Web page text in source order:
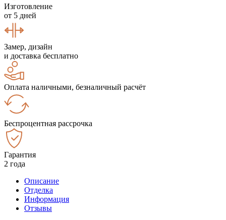
Изготовление
от 5 дней
Замер, дизайн
и доставка бесплатно
Оплата наличными, безналичный расчёт
Беспроцентная рассрочка
Гарантия
2 года
Описание
Отделка
Информация
Отзывы